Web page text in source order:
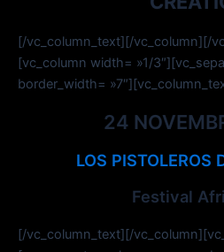
[/vc_column_text][/vc_column][/
[vc_column width= »1/
border_width=
24
LOS PISTOLEROS
Festival
[/vc_column_text][/